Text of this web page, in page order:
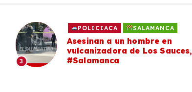
3
POLICIACA SALAMANCA
Asesinan a un hombre en
vulcanizadora de Los Sauces,
#Salamanca